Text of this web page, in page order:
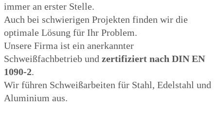
immer an erster Stelle.
Auch bei schwierigen Projekten finden wir die
optimale Lösung für Ihr Problem.
Unsere Firma ist ein anerkannter
Schweißfachbetrieb und zertifiziert nach DIN EN
1090-2.
Wir führen Schweißarbeiten für Stahl, Edelstahl und
Aluminium aus.